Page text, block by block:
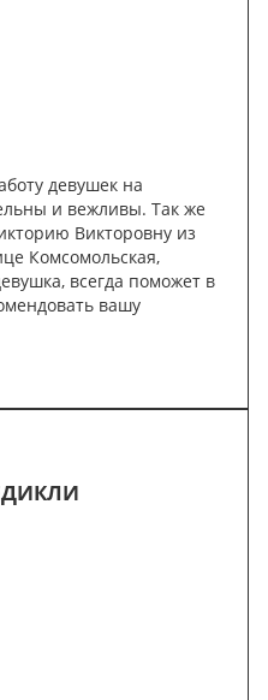
девушек на
и вежливы. Так же
Викторовну из
Комсомольская,
всегда поможет в
вашу